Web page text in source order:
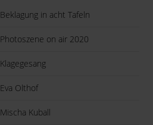
Beklagung in acht Tafeln
Photoszene on air 2020
Klagegesang
Eva Olthof
Mischa Kuball